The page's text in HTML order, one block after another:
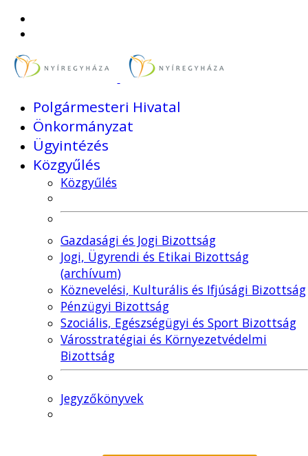
Polgármesteri Hivatal
Önkormányzat
Ügyintézés
Közgyűlés
Közgyűlés
Gazdasági és Jogi Bizottság
Jogi, Ügyrendi és Etikai Bizottság
(archívum)
Köznevelési, Kulturális és Ifjúsági Bizottság
Pénzügyi Bizottság
Szociális, Egészségügyi és Sport Bizottság
Városstratégiai és Környezetvédelmi
Bizottság
Jegyzőkönyvek